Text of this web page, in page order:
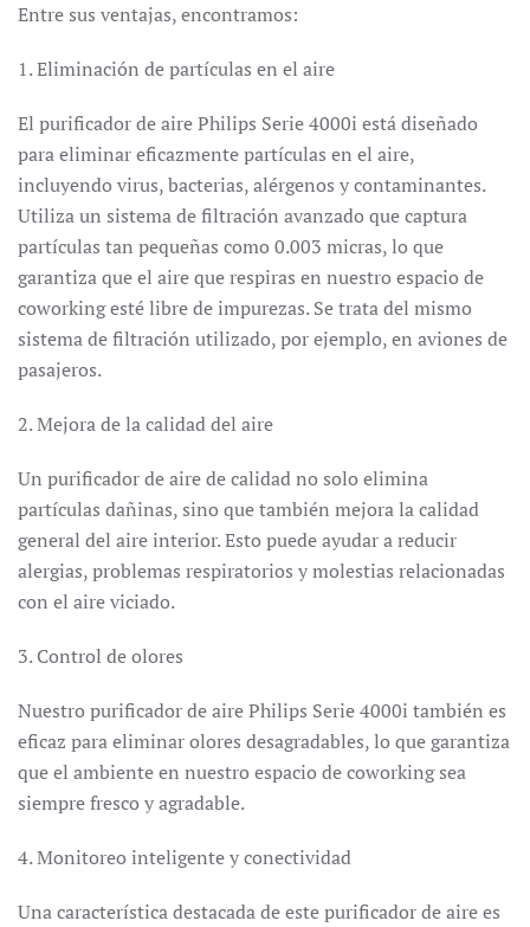
Entre sus ventajas, encontramos:
1. Eliminación de partículas en el aire
El purificador de aire Philips Serie 4000i está diseñado
para eliminar eficazmente partículas en el aire,
incluyendo virus, bacterias, alérgenos y contaminantes.
Utiliza un sistema de filtración avanzado que captura
partículas tan pequeñas como 0.003 micras, lo que
garantiza que el aire que respiras en nuestro espacio de
coworking esté libre de impurezas. Se trata del mismo
sistema de filtración utilizado, por ejemplo, en aviones de
pasajeros.
2. Mejora de la calidad del aire
Un purificador de aire de calidad no solo elimina
partículas dañinas, sino que también mejora la calidad
general del aire interior. Esto puede ayudar a reducir
alergias, problemas respiratorios y molestias relacionadas
con el aire viciado.
3. Control de olores
Nuestro purificador de aire Philips Serie 4000i también es
eficaz para eliminar olores desagradables, lo que garantiza
que el ambiente en nuestro espacio de coworking sea
siempre fresco y agradable.
4. Monitoreo inteligente y conectividad
Una característica destacada de este purificador de aire es